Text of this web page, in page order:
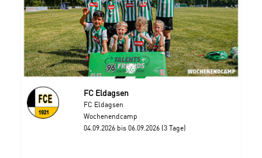
FC Eldagsen
FC Eldagsen
Wochenendcamp
04.09.2026 bis 06.09.2026 (3 Tage)